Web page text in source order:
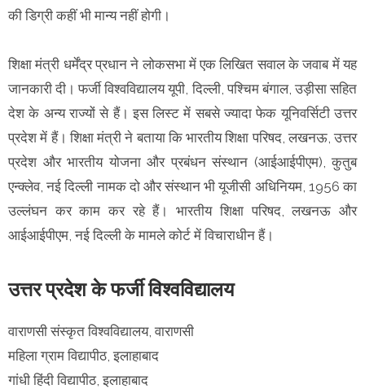
की डिग्री कहीं भी मान्य नहीं होगी।
शिक्षा मंत्री धर्मेंद्र प्रधान ने लोकसभा में एक लिखित सवाल के जवाब में यह
जानकारी दी। फर्जी विश्वविद्यालय यूपी, दिल्ली, पश्चिम बंगाल, उड़ीसा सहित
देश के अन्य राज्यों से हैं। इस लिस्ट में सबसे ज्यादा फेक यूनिवर्सिटी उत्तर
प्रदेश में हैं। शिक्षा मंत्री ने बताया कि भारतीय शिक्षा परिषद, लखनऊ, उत्तर
प्रदेश और भारतीय योजना और प्रबंधन संस्थान (आईआईपीएम), कुतुब
एन्क्लेव, नई दिल्ली नामक दो और संस्थान भी यूजीसी अधिनियम, 1956 का
उल्लंघन कर काम कर रहे हैं। भारतीय शिक्षा परिषद, लखनऊ और
आईआईपीएम, नई दिल्ली के मामले कोर्ट में विचाराधीन हैं।
उत्तर प्रदेश के फर्जी विश्वविद्यालय
वाराणसी संस्कृत विश्वविद्यालय, वाराणसी
महिला ग्राम विद्यापीठ, इलाहाबाद
गांधी हिंदी विद्यापीठ, इलाहाबाद